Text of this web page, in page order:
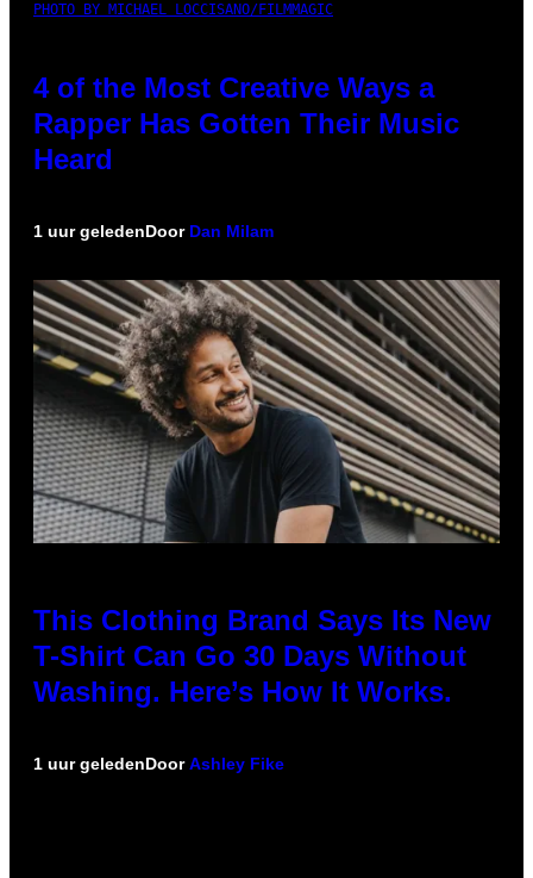
PHOTO BY MICHAEL LOCCISANO/FILMMAGIC
4 of the Most Creative Ways a
Rapper Has Gotten Their Music
Heard
1 uur geledenDoor Dan Milam
This Clothing Brand Says Its New
T-Shirt Can Go 30 Days Without
Washing. Here’s How It Works.
1 uur geledenDoorAshley Fike